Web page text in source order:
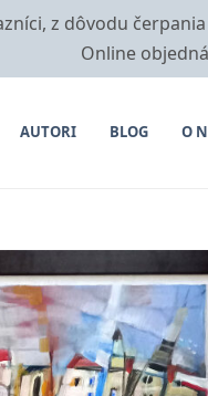
z dôvodu
Online
AUTORI BLOG O